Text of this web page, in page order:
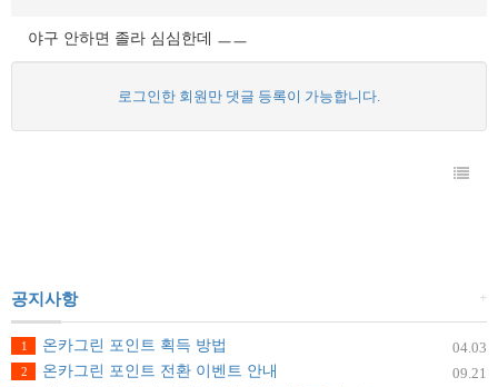
야구 안하면 졸라 심심한데 ㅡㅡ
로그인한 회원만 댓글 등록이 가능합니다.
+
공지사항
04.03
1
온카그린 포인트 획득 방법
09.21
2 온카그린 포인트 전환 이벤트 안내